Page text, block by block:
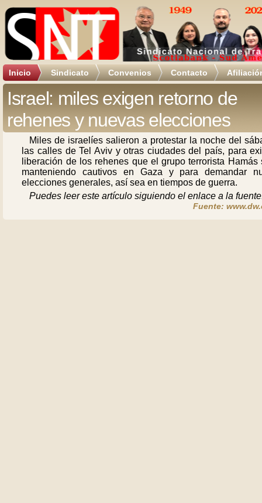
Inicio Sindicato Convenios Contacto
Israel: miles exigen retorno de
rehenes y nuevas elecciones
Miles de israelíes salieron a protestar la noche del
las calles de Tel Aviv y otras ciudades del país, para
liberación de los rehenes que el grupo terrorista Hamás
manteniendo cautivos en Gaza y para demandar
elecciones generales, así sea en tiempos de guerra.
Puedes leer este artículo siguiendo el enlace a la
Fuente: